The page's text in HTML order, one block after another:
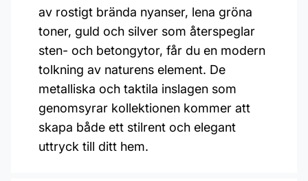
av rostigt brända nyanser, lena gröna
toner, guld och silver som återspeglar
sten- och betongytor, får du en modern
tolkning av naturens element. De
metalliska och taktila inslagen som
genomsyrar kollektionen kommer att
skapa både ett stilrent och elegant
uttryck till ditt hem.